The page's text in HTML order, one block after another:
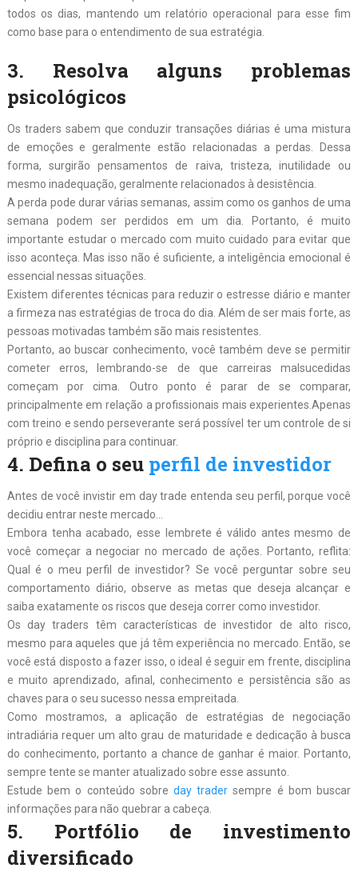
todos os dias, mantendo um relatório operacional para esse fim
como base para o entendimento de sua estratégia.
3. Resolva alguns problemas
psicológicos
Os traders sabem que conduzir transações diárias é uma mistura
de emoções e geralmente estão relacionadas a perdas. Dessa
forma, surgirão pensamentos de raiva, tristeza, inutilidade ou
mesmo inadequação, geralmente relacionados à desistência.
A perda pode durar várias semanas, assim como os ganhos de uma
semana podem ser perdidos em um dia. Portanto, é muito
importante estudar o mercado com muito cuidado para evitar que
isso aconteça. Mas isso não é suficiente, a inteligência emocional é
essencial nessas situações.
Existem diferentes técnicas para reduzir o estresse diário e manter
a firmeza nas estratégias de troca do dia. Além de ser mais forte, as
pessoas motivadas também são mais resistentes.
Portanto, ao buscar conhecimento, você também deve se permitir
cometer erros, lembrando-se de que carreiras malsucedidas
começam por cima. Outro ponto é parar de se comparar,
principalmente em relação a profissionais mais experientes.Apenas
com treino e sendo perseverante será possível ter um controle de si
próprio e disciplina para continuar.
4. Defina o seu perfil de investidor
Antes de você invistir em day trade entenda seu perfil, porque você
decidiu entrar neste mercado…
Embora tenha acabado, esse lembrete é válido antes mesmo de
você começar a negociar no mercado de ações. Portanto, reflita:
Qual é o meu perfil de investidor? Se você perguntar sobre seu
comportamento diário, observe as metas que deseja alcançar e
saiba exatamente os riscos que deseja correr como investidor.
Os day traders têm características de investidor de alto risco,
mesmo para aqueles que já têm experiência no mercado. Então, se
você está disposto a fazer isso, o ideal é seguir em frente, disciplina
e muito aprendizado, afinal, conhecimento e persistência são as
chaves para o seu sucesso nessa empreitada.
Como mostramos, a aplicação de estratégias de negociação
intradiária requer um alto grau de maturidade e dedicação à busca
do conhecimento, portanto a chance de ganhar é maior. Portanto,
sempre tente se manter atualizado sobre esse assunto.
Estude bem o conteúdo sobre day tradersempre é bom buscar
informações para não quebrar a cabeça.
5. Portfólio de investimento
diversificado